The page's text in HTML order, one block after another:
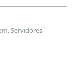
Servidores